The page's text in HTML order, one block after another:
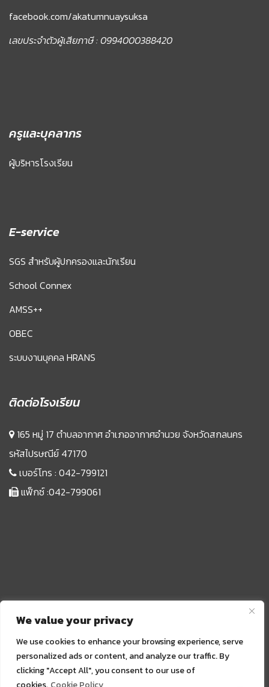
We value your privacy
We use cookies to enhance your browsing experience, serve
personalized ads or content, and analyze our traffic. By
clicking "Accept All", you consent to our use of
facebook.com/akatumnuaysuksa
เลขประจำตัวผู้เสียภาษี : 0994000388420
ครูและบุคลากร
ผู้บริหารโรงเรียน
E-service
SGS สำหรับผู้ปกครองและนักเรียน
School Connex
AMSS++
OBEC
ระบบงานบุคคล HRANS
ติดต่อโรงเรียน
165 หมู่ 17 ตำบลอากาศ อำเภออากาศอำนวย จังหวัดสกลนคร
รหัสไปรษณีย์ 47170
เบอร์โทร : 042-799121
แฟ็กซ์ :042-799061